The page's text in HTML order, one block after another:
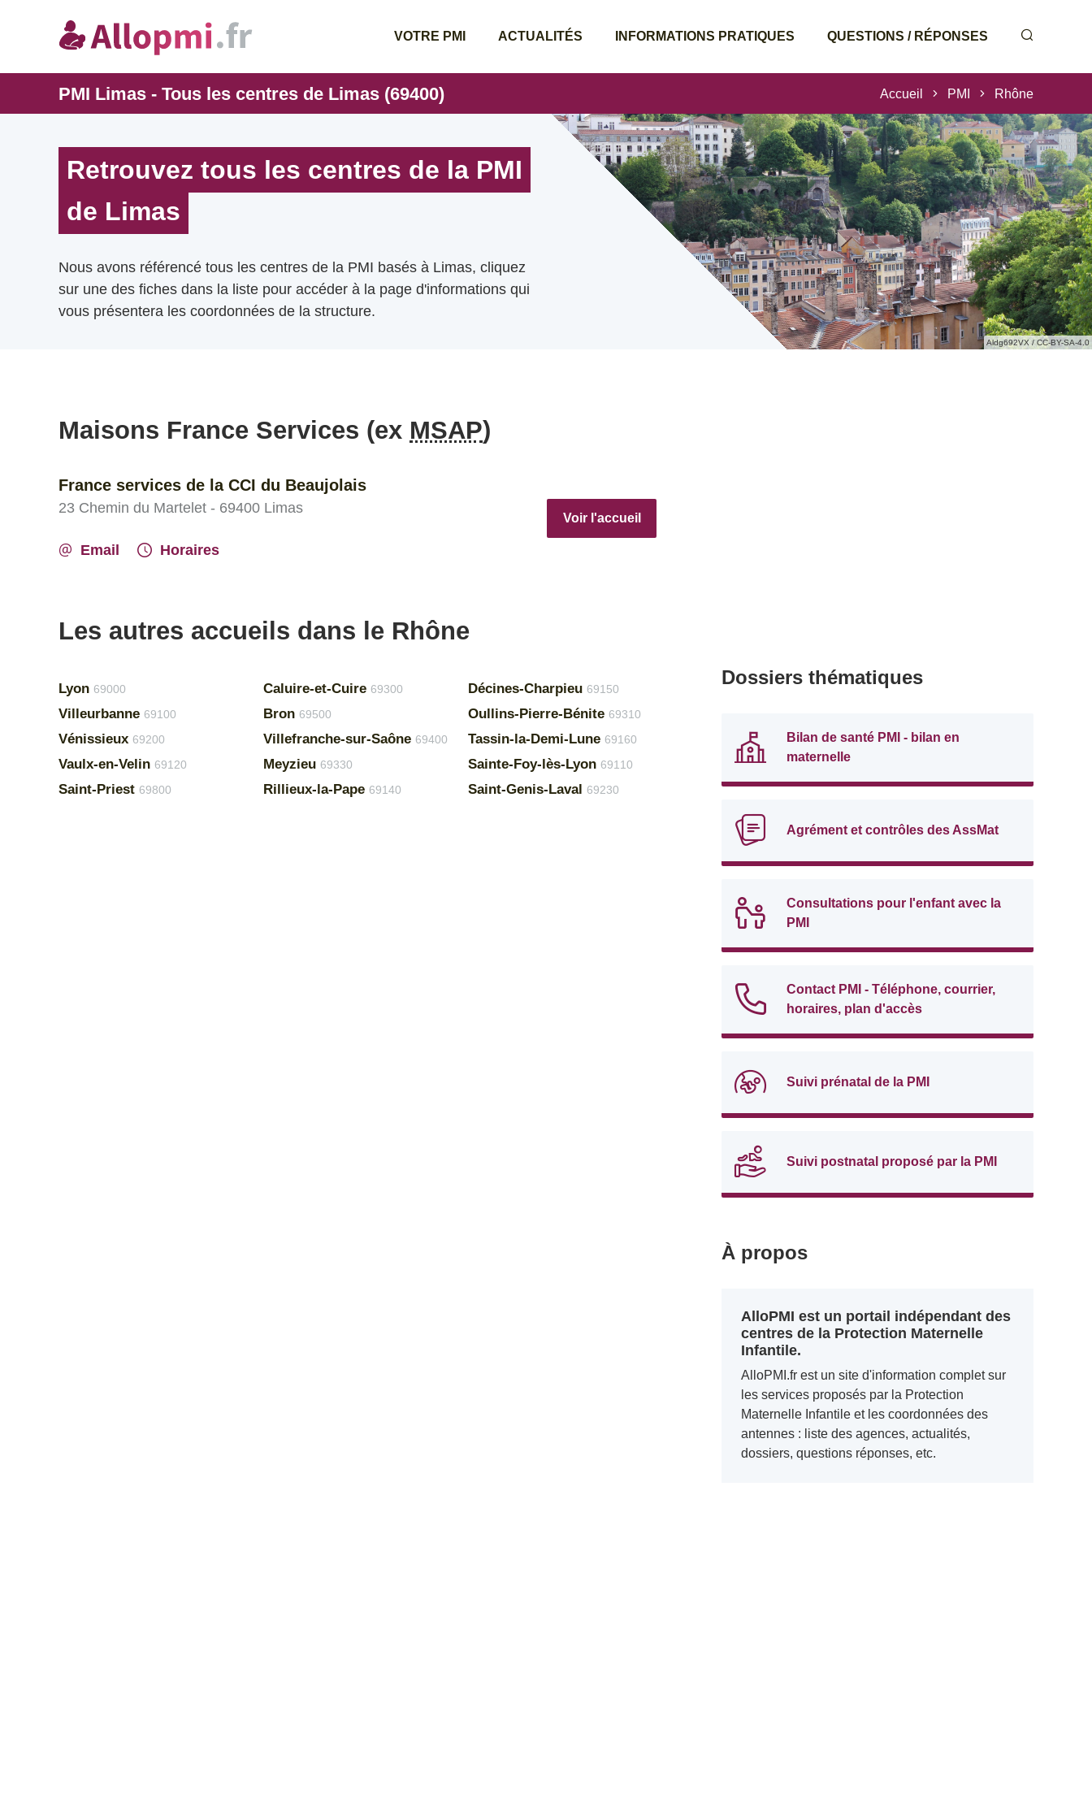
VOTRE PMI ACTUALITÉS INFORMATIONS PRATIQUES QUESTIONS / RÉPONSES
PMI Limas - Tous les centres de Limas (69400) Accueil PMI Rhône
Aldg692VX / CC-BY-SA-4.0
Retrouvez tous les centres de la PMI
de Limas
Nous avons référencé tous les centres de la PMI basés à Limas, cliquez
sur une des fiches dans la liste pour accéder à la page d'informations qui
vous présentera les coordonnées de la structure.
Maisons France Services (ex MSAP)
France services de la CCI du Beaujolais
23 Chemin du Martelet - 69400 Limas
Email Horaires
Voir l'accueil
Les autres accueils dans le Rhône
Lyon 69000
Villeurbanne 69100
Vénissieux 69200
Vaulx-en-Velin 69120
Saint-Priest 69800
Caluire-et-Cuire 69300
Bron 69500
Villefranche-sur-Saône 69400
Meyzieu 69330
Rillieux-la-Pape 69140
Décines-Charpieu 69150
Oullins-Pierre-Bénite 69310
Tassin-la-Demi-Lune 69160
Sainte-Foy-lès-Lyon 69110
Saint-Genis-Laval 69230
Dossiers thématiques
Bilan de santé PMI - bilan en
maternelle
Agrément et contrôles des AssMat
Consultations pour l'enfant avec la
PMI
Contact PMI - Téléphone, courrier,
horaires, plan d'accès
Suivi prénatal de la PMI
Suivi postnatal proposé par la PMI
À propos
AlloPMI est un portail indépendant des
centres de la Protection Maternelle
Infantile.
AlloPMI.fr est un site d'information complet sur
les services proposés par la Protection
Maternelle Infantile et les coordonnées des
antennes : liste des agences, actualités,
dossiers, questions réponses, etc.